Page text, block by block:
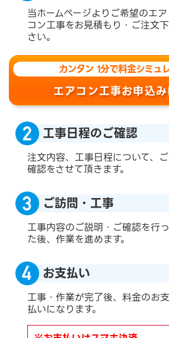
当ホームページよりご希望のエア
コン工事をお見積もり・ご注文下
さい。
カンタン 1分で料金シミュ
エアコン工事お申込
工事日程のご確認
注文内容、工事日程について、ご
確認をさせて頂きます。
ご訪問・工事
工事内容のご説明・ご確認を行っ
た後、作業を進めます。
お支払い
工事・作業が完了後、料金のお支
払いになります。